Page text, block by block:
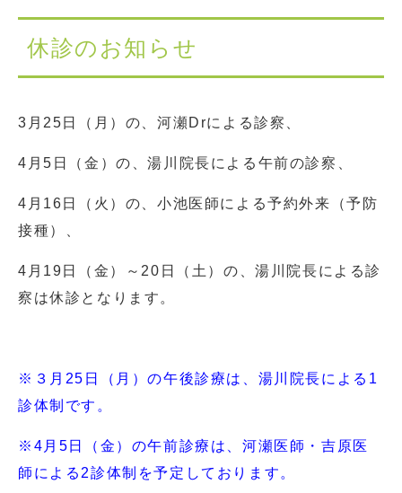
休診のお知らせ
3月25日（月）の、河瀬Drによる診察、
4月5日（金）の、湯川院長による午前の診察、
4月16日（火）の、小池医師による予約外来（予防
接種）、
4月19日（金）～20日（土）の、湯川院長による診
察は休診となります。
※３月25日（月）の午後診療は、湯川院長による1
診体制です。
※4月5日（金）の午前診療は、河瀬医師・吉原医
師による2診体制を予定しております。